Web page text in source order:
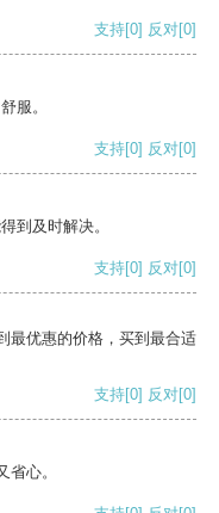
支持[0] 反对[0]
服。
支持[0] 反对[0]
到及时解决。
支持[0] 反对[0]
最优惠的价格，买到最合适
支持[0] 反对[0]
心。